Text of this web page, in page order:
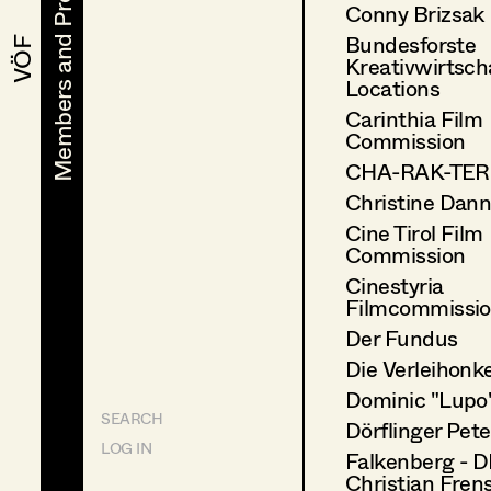
VÖF
VÖF Members and Projects
Members and Projects
SEARCH
LOG IN
Conny Brizsak
Bundesforste
Locations
Carinthia Film
Commission
CHA-RAK-
Christine
Cine Tirol Film
Commission
Cinestyria
Der Fundus
Die
Dominic
Dörflinger
Falkenberg - DI
Christian